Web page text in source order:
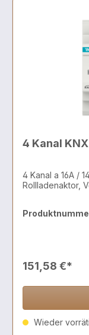
4 Kanal a 16A /
Rollladenaktor,
151,58 €*
Wieder